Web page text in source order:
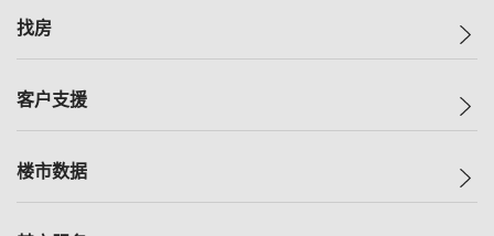
美联集团
人才招募
找房
一手新房
减价
客户支援
自助放盘
楼市数据